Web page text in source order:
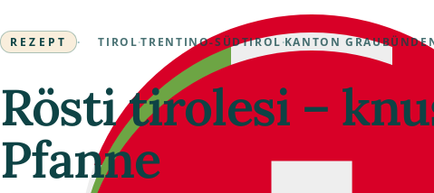
REZEPT · TIROL·TRENTINO-SÜDTIROL ·KANTON
Rösti tirolesi –
Pfanne